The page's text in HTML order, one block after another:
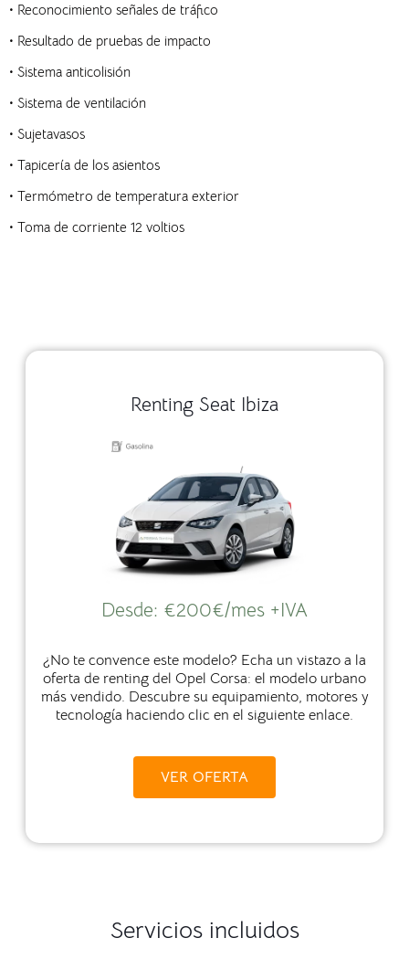
• Reconocimiento señales de tráfico
• Resultado de pruebas de impacto
• Sistema anticolisión
• Sistema de ventilación
• Sujetavasos
• Tapicería de los asientos
• Termómetro de temperatura exterior
• Toma de corriente 12 voltios
Renting Seat Ibiza
Desde: €200€/mes +IVA
¿No te convence este modelo? Echa un vistazo a la
oferta de renting del Opel Corsa: el modelo urbano
más vendido. Descubre su equipamiento, motores y
tecnología haciendo clic en el siguiente enlace.
VER OFERTA
Servicios incluidos